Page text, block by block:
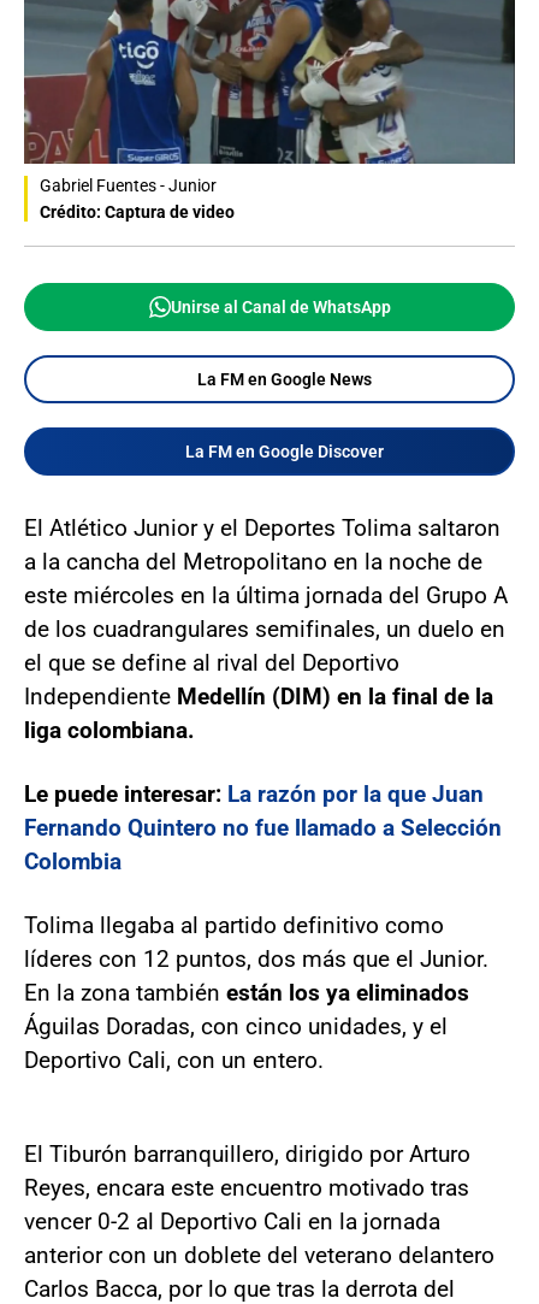
Gabriel Fuentes - Junior
Crédito: Captura de video
Unirse al Canal de WhatsApp
La FM en Google News
La FM en Google Discover
El Atlético Junior y el Deportes Tolima saltaron
a la cancha del Metropolitano en la noche de
este miércoles en la última jornada del Grupo A
de los cuadrangulares semifinales, un duelo en
el que se define al rival del Deportivo
Independiente Medellín (DIM) en la final de la
liga colombiana.
Le puede interesar: La razón por la que Juan
Fernando Quintero no fue llamado a Selección
Colombia
Tolima llegaba al partido definitivo como
líderes con 12 puntos, dos más que el Junior.
En la zona también están los ya eliminados
Águilas Doradas, con cinco unidades, y el
Deportivo Cali, con un entero.
El Tiburón barranquillero, dirigido por Arturo
Reyes, encara este encuentro motivado tras
vencer 0-2 al Deportivo Cali en la jornada
anterior con un doblete del veterano delantero
Carlos Bacca, por lo que tras la derrota del